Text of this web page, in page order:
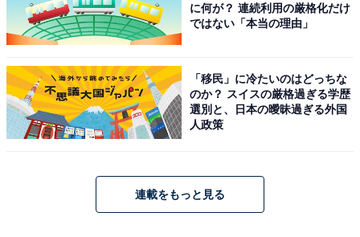
に何が？ 連続利用の厳格化だけ
ではない「本当の理由」
「移民」に冷たいのはどっちな
のか？ スイスの厳格過ぎる学歴
選別と、日本の曖昧過ぎる外国
人政策
連載をもっと見る